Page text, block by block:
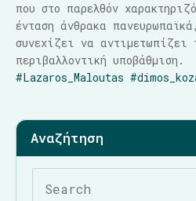
που στο παρελθόν
ένταση άνθρακα
συνεχίζει να αντιμετωπίζει
περιβαλλοντική υποβάθμιση.
#Lazaros_Maloutas